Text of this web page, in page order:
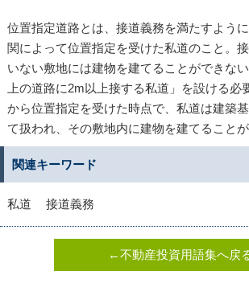
位置指定道路とは、 接道義務を満たすよう
関によって位置指定を受けた私道のこと。
いない敷地には建物を建てることができな
上の道路に2m以上接する私道」を設ける必
から位置指定を受けた時点で、私道は建築
て扱われ、その敷地内に建物を建てることが
関連キーワード
私道 接道義務
←不動産投資用語集へ戻